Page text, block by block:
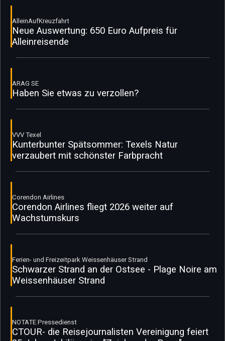
AlleinAufKreuzfahrt
Neue Auswertung: 650 Euro Aufpreis für
Alleinreisende
ARAG SE
Haben Sie etwas zu verzollen?
VVV Texel
Kunterbunter Spätsommer: Texels Natur
verzaubert mit schönster Farbpracht
Corendon Airlines
Corendon Airlines fliegt 2026 weiter auf
Wachstumskurs
Ferien- und Freizeitpark Weissenhäuser Strand
Schwarzer Strand an der Ostsee - Plage Noire am
Weissenhäuser Strand
NOTATE Pressedienst
CTOUR- die Reisejournalisten Vereinigung feiert